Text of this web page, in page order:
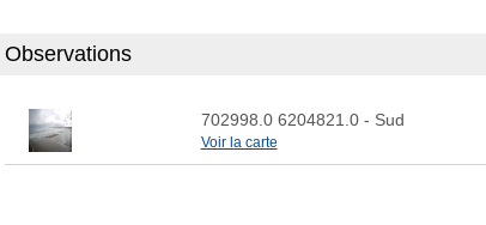
Observations
702998.0 6204821.0 - Sud
Voir la carte